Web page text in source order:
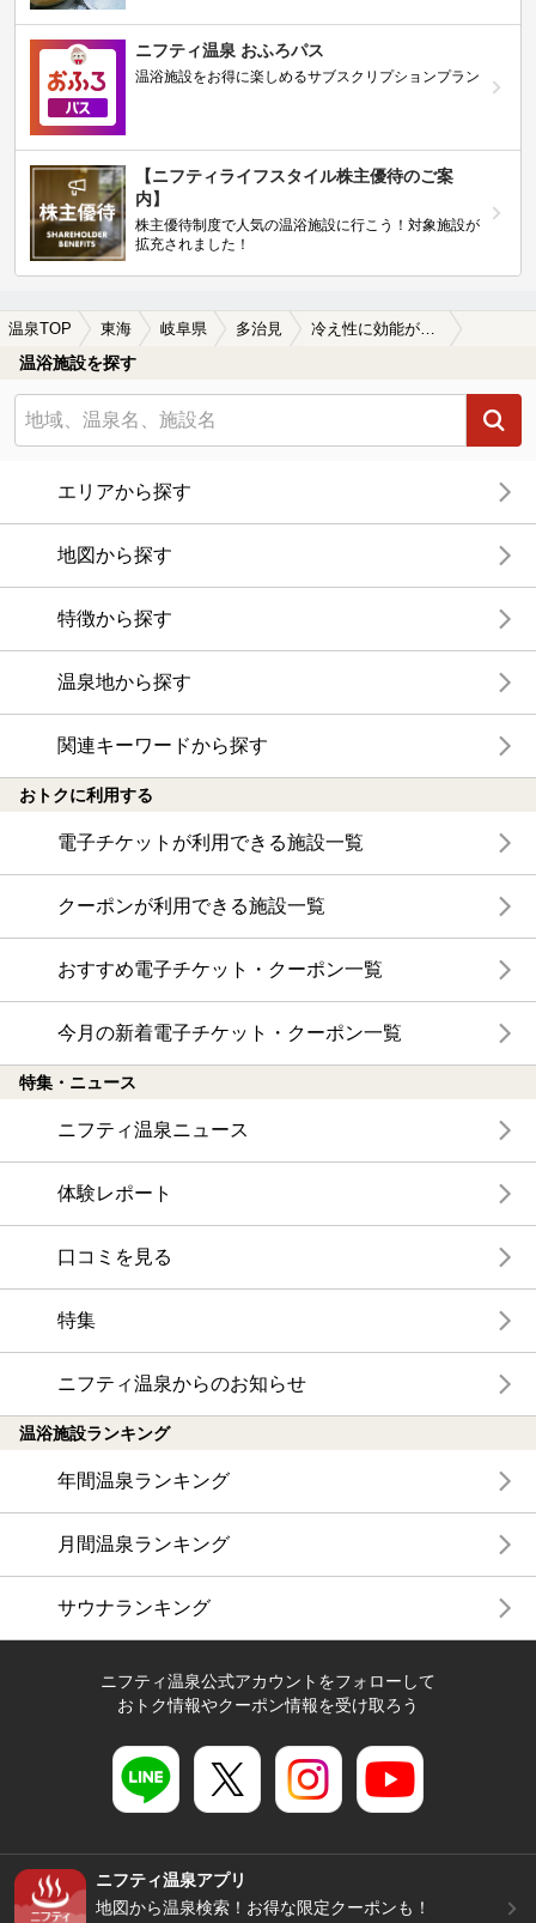
ニフティ温泉 おふろパス
温浴施設をお得に楽しめるサブスクリプションプラン
【ニフティライフスタイル株主優待のご案
内】
株主優待制度で人気の温浴施設に行こう！対象施設が
拡充されました！
温泉TOP 東海 岐阜県 多治見 冷え性に効能がある多治見の温泉、日帰り温泉、スーパー銭湯おすすめ
温浴施設を探す
エリアから探す
地図から探す
特徴から探す
温泉地から探す
関連キーワードから探す
おトクに利用する
電子チケットが利用できる施設一覧
クーポンが利用できる施設一覧
おすすめ電子チケット・クーポン一覧
今月の新着電子チケット・クーポン一覧
特集・ニュース
ニフティ温泉ニュース
体験レポート
口コミを見る
特集
ニフティ温泉からのお知らせ
温浴施設ランキング
年間温泉ランキング
月間温泉ランキング
サウナランキング
ニフティ温泉公式アカウントをフォローして
おトク情報やクーポン情報を受け取ろう
ニフティ温泉アプリ
地図から温泉検索！お得な限定クーポンも！